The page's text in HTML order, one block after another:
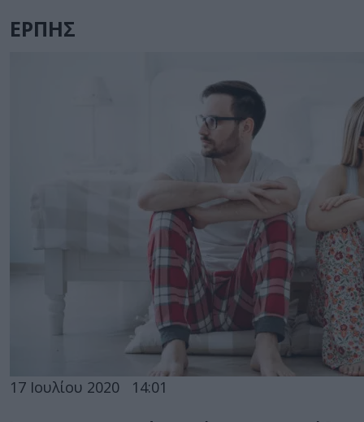
ΕΡΠΗΣ
17 Ιουλίου 2020 14:01